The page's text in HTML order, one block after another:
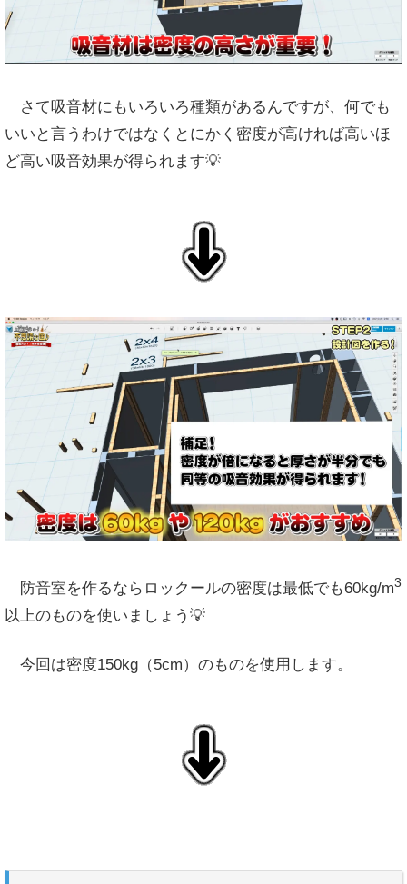
さて吸音材にもいろいろ種類があるんですが、何でも
いいと言うわけではなくとにかく密度が高ければ高いほ
ど高い吸音効果が得られます💡
↓
防音室を作るならロックールの密度は最低でも60kg/m3
以上のものを使いましょう💡
今回は密度150kg（5cm）のものを使用します。
↓